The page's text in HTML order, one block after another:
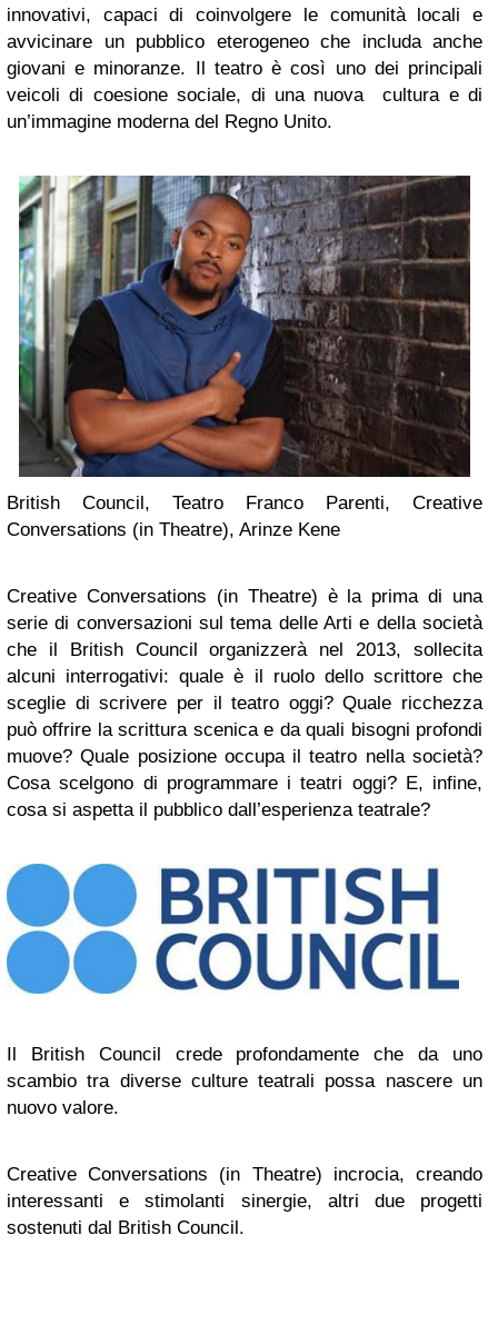
innovativi, capaci di coinvolgere le comunità locali e
avvicinare un pubblico eterogeneo che includa anche
giovani e minoranze. Il teatro è così uno dei principali
veicoli di coesione sociale, di una nuova cultura e di
un’immagine moderna del Regno Unito.
British Council, Teatro Franco Parenti, Creative
Conversations (in Theatre), Arinze Kene
Creative Conversations (in Theatre) è la prima di una
serie di conversazioni sul tema delle Arti e della società
che il British Council organizzerà nel 2013, sollecita
alcuni interrogativi: quale è il ruolo dello scrittore che
sceglie di scrivere per il teatro oggi? Quale ricchezza
può offrire la scrittura scenica e da quali bisogni profondi
muove? Quale posizione occupa il teatro nella società?
Cosa scelgono di programmare i teatri oggi? E, infine,
cosa si aspetta il pubblico dall’esperienza teatrale?
Il British Council crede profondamente che da uno
scambio tra diverse culture teatrali possa nascere un
nuovo valore.
Creative Conversations (in Theatre) incrocia, creando
interessanti e stimolanti sinergie, altri due progetti
sostenuti dal British Council.